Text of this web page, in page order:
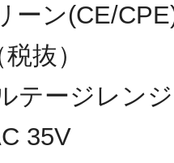
ーン(CE/
抜）
テージレンジ
35V